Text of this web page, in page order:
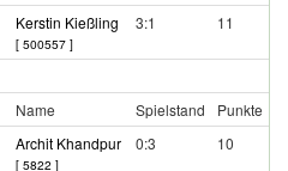
Kerstin Kießling
[ 500557 ]
3:1 11
Name Spielstand
Punkte
Archit Khandpur
[ 5822 ]
0:3 10